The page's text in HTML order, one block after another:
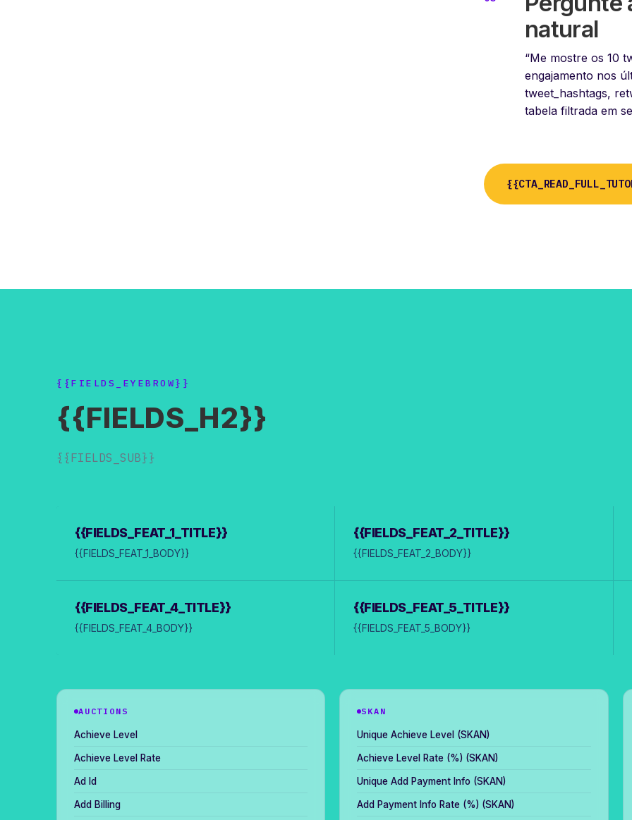
natural
“Me mostre os 10
engajamento nos
tweet_hashtags,
tabela filtrada em
{{FIELDS_EYEBROW}}
{{FIELDS_H2}}
{{FIELDS_SUB}}
{{FIELDS_FEAT_1_TITLE}}
{{FIELDS_FEAT_1_BODY}}
{{FIELDS_FEAT_2_TITLE}}
{{FIELDS_FEAT_2_BODY}}
{{FIELDS_FEAT_4_TITLE}}
{{FIELDS_FEAT_4_BODY}}
{{FIELDS_FEAT_5_TITLE}}
{{FIELDS_FEAT_5_BODY}}
AUCTIONS
Achieve Level
Achieve Level Rate
Ad Id
Add Billing
SKAN
Unique Achieve Level (SKAN)
Achieve Level Rate (%) (SKAN)
Unique Add Payment Info (SKAN)
Add Payment Info Rate (%) (SKAN)